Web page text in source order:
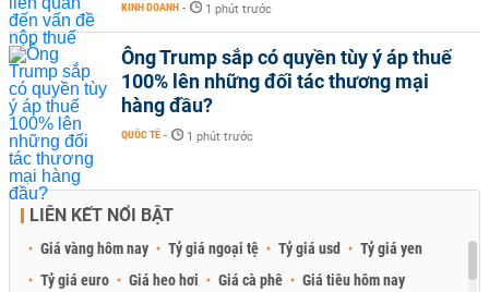
KINH DOANH - 1 phút trước
Ông Trump sắp có quyền tùy ý áp thuế
100% lên những đối tác thương mại
hàng đầu?
QUỐC TẾ - 1 phút trước
LIÊN KẾT NỔI BẬT
Giá vàng hôm nay Tỷ giá ngoại tệ Tỷ giá usd
Tỷ giá yen
Tỷ giá euro
Giá heo hơi Giá cà phê
Giá tiêu hôm nay